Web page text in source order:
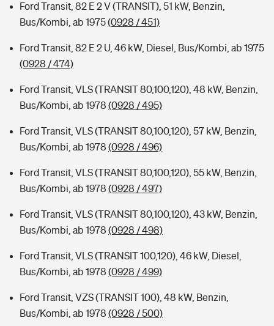
Ford Transit, 82 E 2 V (TRANSIT), 51 kW, Benzin,
Bus/Kombi, ab 1975(0928 / 451)
Ford Transit, 82 E 2 U, 46 kW, Diesel, Bus/Kombi, ab 1975
(0928 / 474)
Ford Transit, VLS (TRANSIT 80,100,120), 48 kW, Benzin,
Bus/Kombi, ab 1978 (0928 / 495)
Ford Transit, VLS (TRANSIT 80,100,120), 57 kW, Benzin,
Bus/Kombi, ab 1978 (0928 / 496)
Ford Transit, VLS (TRANSIT 80,100,120), 55 kW, Benzin,
Bus/Kombi, ab 1978 (0928 / 497)
Ford Transit, VLS (TRANSIT 80,100,120), 43 kW, Benzin,
Bus/Kombi, ab 1978 (0928 / 498)
Ford Transit, VLS (TRANSIT 100,120), 46 kW, Diesel,
Bus/Kombi, ab 1978 (0928 / 499)
Ford Transit, VZS (TRANSIT 100), 48 kW, Benzin,
Bus/Kombi, ab 1978 (0928 / 500)